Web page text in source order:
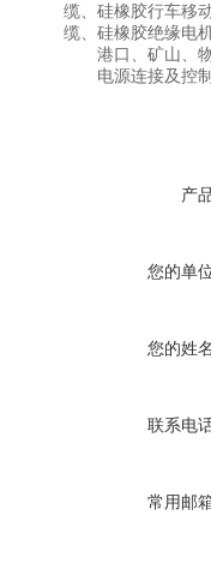
缆、硅橡胶行车移
缆、硅橡胶绝缘电
港口、矿山、物
电源连接及控制
产
您的单
您的姓
联系电
常用邮